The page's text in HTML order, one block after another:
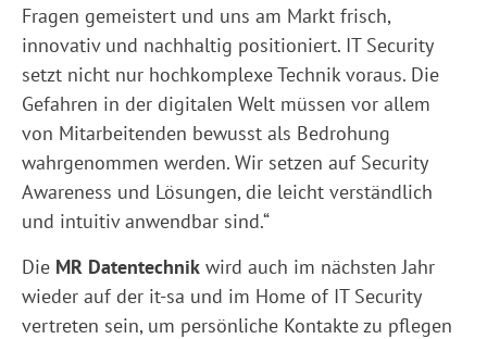
Fragen gemeistert und uns am Markt frisch,
innovativ und nachhaltig positioniert. IT Security
setzt nicht nur hochkomplexe Technik voraus. Die
Gefahren in der digitalen Welt müssen vor allem
von Mitarbeitenden bewusst als Bedrohung
wahrgenommen werden. Wir setzen auf Security
Awareness und Lösungen, die leicht verständlich
und intuitiv anwendbar sind.“
Die MR Datentechnik wird auch im nächsten Jahr
wieder auf der it-sa und im Home of IT Security
vertreten sein, um persönliche Kontakte zu pflegen